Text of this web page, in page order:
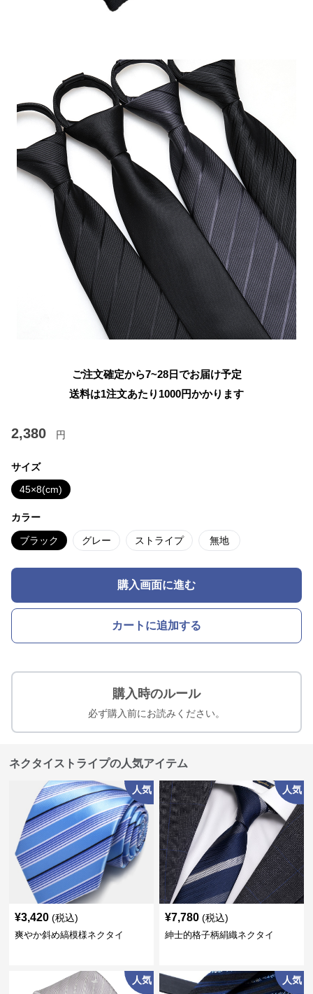
ご注文確定から7~28日でお届け予定
送料は1注文あたり 1000円かかります
2,380 円
サイズ
45×8(cm)
カラー
ブラック グレー ストライプ 無地
購入画面に進む
カートに追加する
購入時のルール
必ず購入前にお読みください。
ネクタイストライプの人気アイテム
人気
¥3,420 (税込)
爽やか斜め縞模様ネクタイ
人気
¥7,780 (税込)
紳士的格子柄絹織ネクタイ
人気 人気